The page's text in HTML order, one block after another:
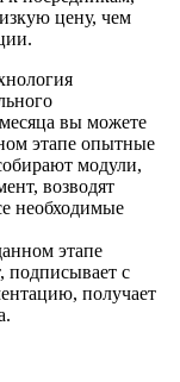
цену, чем
вы можете
этапе опытные
модули,
возводят
необходимые
этапе
подписывает с
получает